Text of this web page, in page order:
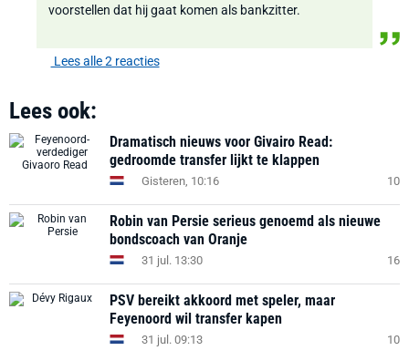
voorstellen dat hij gaat komen als bankzitter.
Lees alle 2 reacties
Lees ook:
Dramatisch nieuws voor Givairo Read:
gedroomde transfer lijkt te klappen
Gisteren, 10:16 10
Robin van Persie serieus genoemd als nieuwe
bondscoach van Oranje
31 jul. 13:30 16
PSV bereikt akkoord met speler, maar
Feyenoord wil transfer kapen
31 jul. 09:13 10